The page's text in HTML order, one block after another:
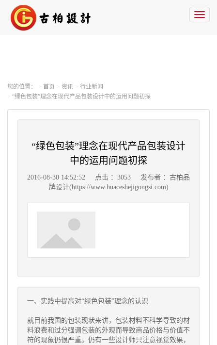
您的位置： 首页 资讯
行业新闻
“绿色包装”理念在现代产品包装设计中的运用问题初探
“绿色包装”理念在现代产品包装设计
中的运用问题初探
2016-08-30 14:52:52 点击 ：3053
发布者 ：古柏品
牌设计(https://www.huaceshejigongsi.com)
一、实践中提高对“绿色包装”理念的认识
就目前我国的包装现状来讲，包装材料不科学导致的材
料浪费和过分强调包装的外观而导致商品价格与价值不
符的现象仍很严重。仍有一些设计师只注意视觉效果，